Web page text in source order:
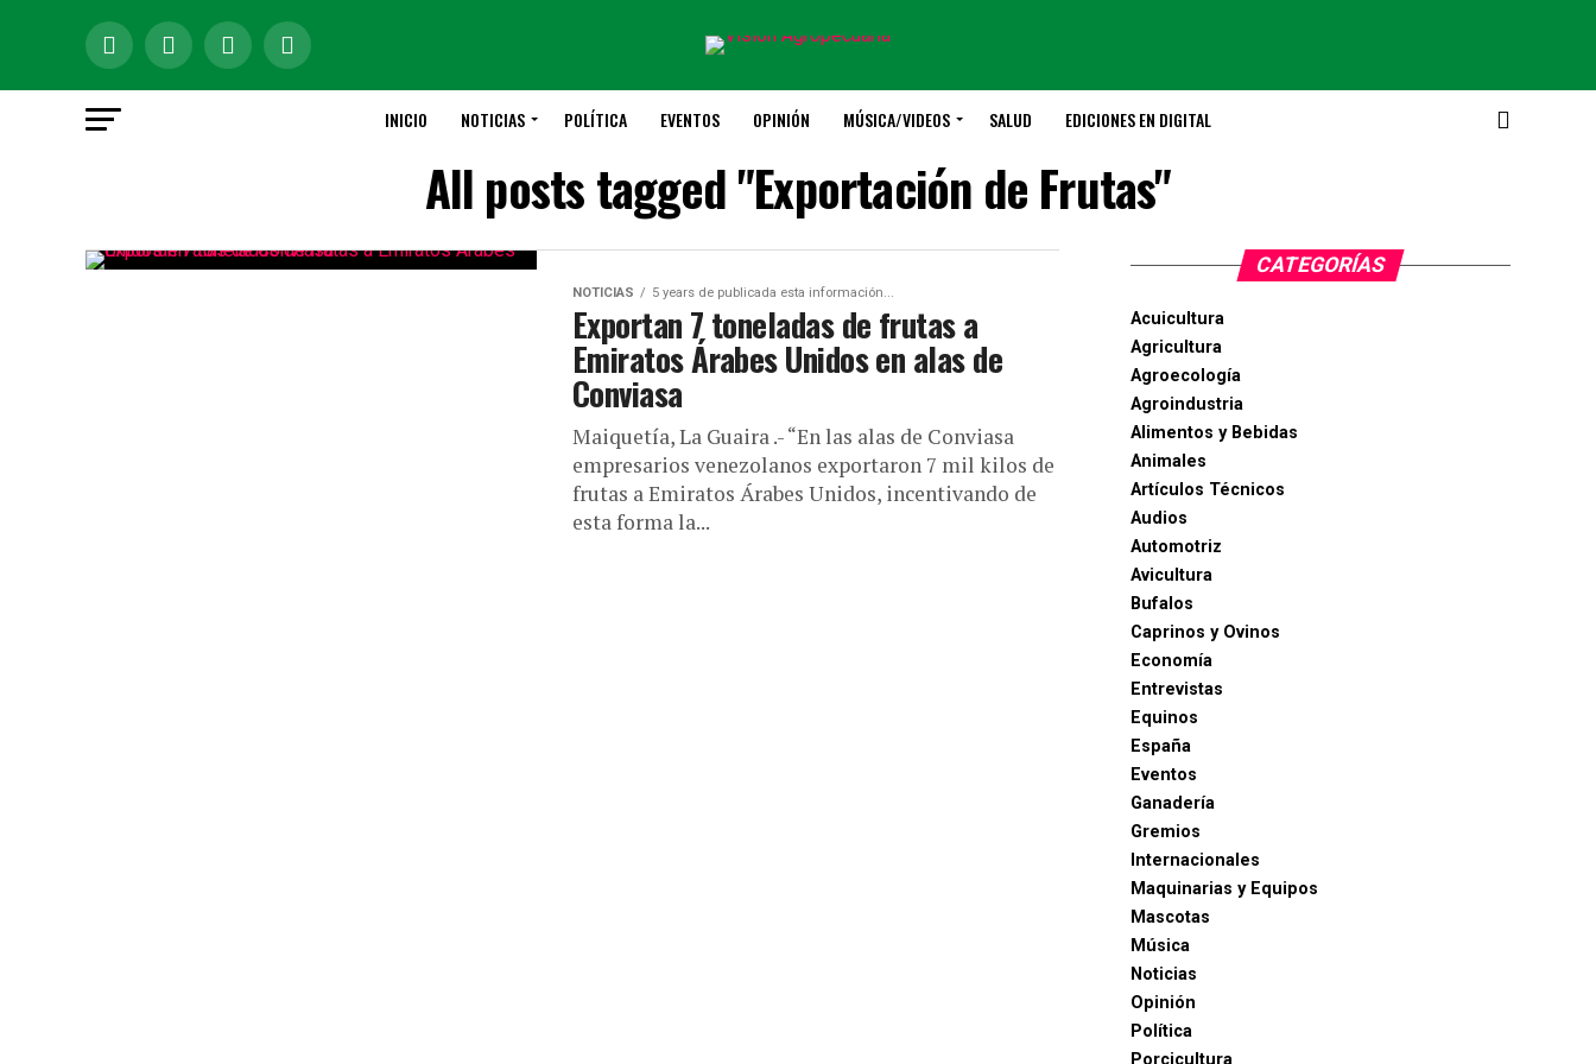
INICIO NOTICIAS POLÍTICA EVENTOS OPINIÓN MÚSICA/VIDEOS SALUD EDICIONES EN DIGITAL
All posts tagged "Exportación de Frutas"
NOTICIAS 5 years de publicada esta información...
Exportan 7 toneladas de frutas a
Emiratos Árabes Unidos en alas de
Conviasa
Maiquetía, La Guaira .- “En las alas de Conviasa
empresarios venezolanos exportaron 7 mil kilos de
frutas a Emiratos Árabes Unidos, incentivando de
esta forma la...
CATEGORÍAS
Acuicultura
Agricultura
Agroecología
Agroindustria
Alimentos y Bebidas
Animales
Artículos Técnicos
Audios
Automotriz
Avicultura
Bufalos
Caprinos y Ovinos
Economía
Entrevistas
Equinos
España
Eventos
Ganadería
Gremios
Internacionales
Maquinarias y Equipos
Mascotas
Música
Noticias
Opinión
Política
Porcicultura